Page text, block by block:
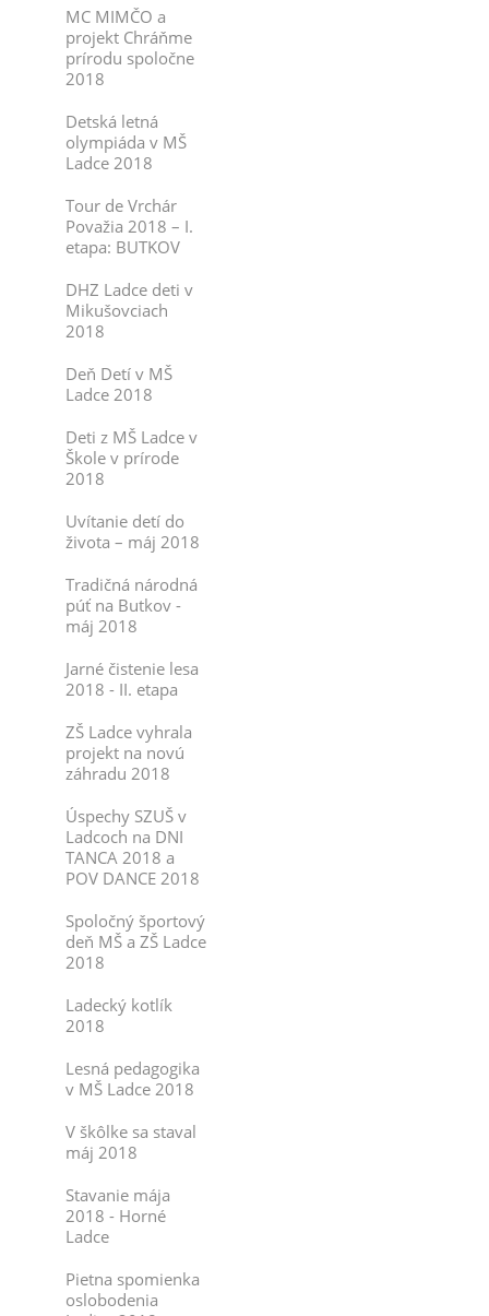
MC MIMČO a
projekt Chráňme
prírodu spoločne
2018
Detská letná
olympiáda v MŠ
Ladce 2018
Tour de Vrchár
Považia 2018 – I.
etapa: BUTKOV
DHZ Ladce deti v
Mikušovciach
2018
Deň Detí v MŠ
Ladce 2018
Deti z MŠ Ladce v
Škole v prírode
2018
Uvítanie detí do
života – máj 2018
Tradičná národná
púť na Butkov -
máj 2018
Jarné čistenie lesa
2018 - II. etapa
ZŠ Ladce vyhrala
projekt na novú
záhradu 2018
Úspechy SZUŠ v
Ladcoch na DNI
TANCA 2018 a
POV DANCE 2018
Spoločný športový
deň MŠ a ZŠ Ladce
2018
Ladecký kotlík
2018
Lesná pedagogika
v MŠ Ladce 2018
V škôlke sa staval
máj 2018
Stavanie mája
2018 - Horné
Ladce
Pietna spomienka
oslobodenia